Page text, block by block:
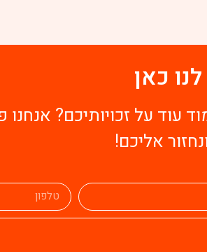
כאן
עוד על זכויותיכם?
אליכם!